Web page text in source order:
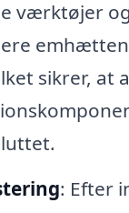
værktøjer
sikrer, at
: Efter